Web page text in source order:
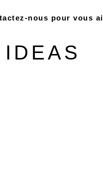
nous pour vous